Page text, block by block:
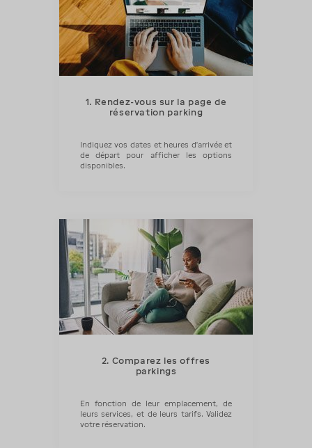
1. Rendez-vous sur la page de
réservation parking
Indiquez vos dates et heures d’arrivée et
de départ pour afficher les options
disponibles.
2. Comparez les offres
parkings
En fonction de leur emplacement, de
leurs services, et de leurs tarifs. Validez
votre réservation.